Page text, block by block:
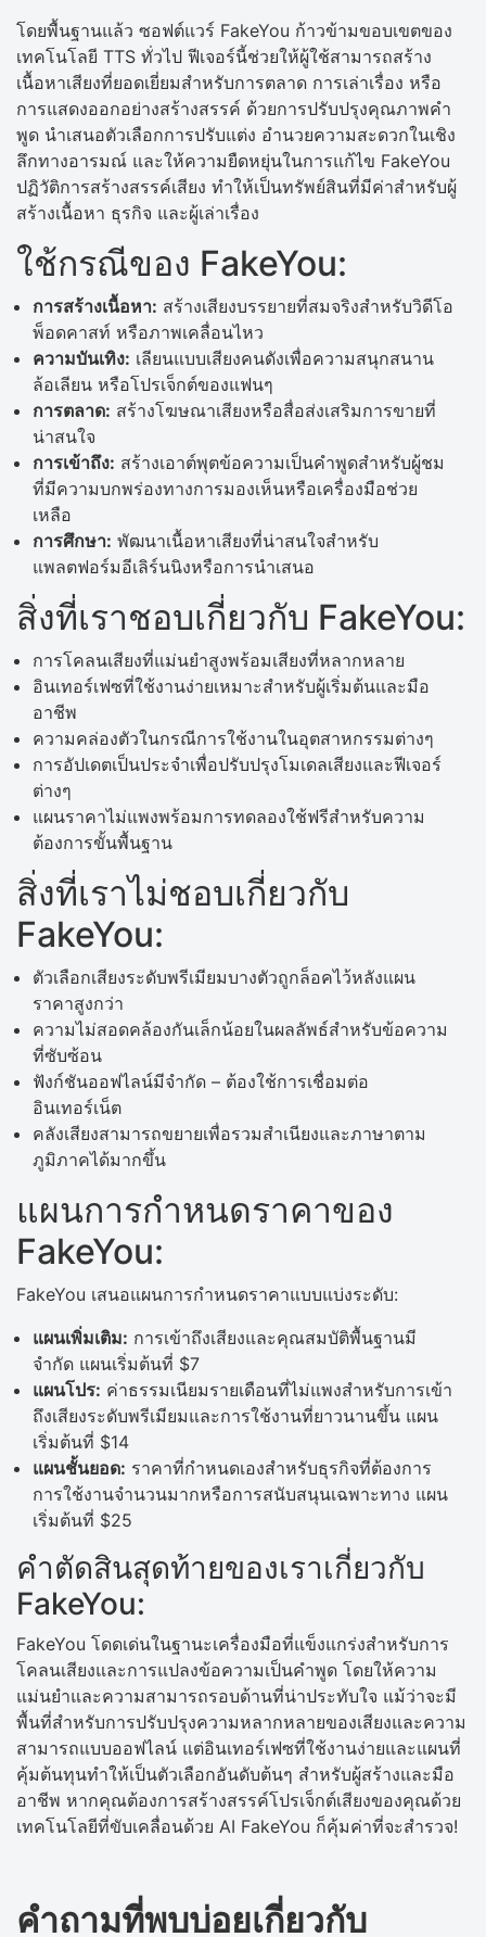
โดยพื้นฐานแล้ว ซอฟต์แวร์ FakeYou ก้าวข้ามขอบเขตของ
เทคโนโลยี TTS ทั่วไป ฟีเจอร์นี้ช่วยให้ผู้ใช้สามารถสร้าง
เนื้อหาเสียงที่ยอดเยี่ยมสำหรับการตลาด การเล่าเรื่อง หรือ
การแสดงออกอย่างสร้างสรรค์ ด้วยการปรับปรุงคุณภาพคำ
พูด นำเสนอตัวเลือกการปรับแต่ง อำนวยความสะดวกในเชิง
ลึกทางอารมณ์ และให้ความยืดหยุ่นในการแก้ไข FakeYou
ปฏิวัติการสร้างสรรค์เสียง ทำให้เป็นทรัพย์สินที่มีค่าสำหรับผู้
สร้างเนื้อหา ธุรกิจ และผู้เล่าเรื่อง
ใช้กรณีของ FakeYou:
การสร้างเนื้อหา: สร้างเสียงบรรยายที่สมจริงสำหรับวิดีโอ
พ็อดคาสท์ หรือภาพเคลื่อนไหว
ความบันเทิง: เลียนแบบเสียงคนดังเพื่อความสนุกสนาน
ล้อเลียน หรือโปรเจ็กต์ของแฟนๆ
การตลาด: สร้างโฆษณาเสียงหรือสื่อส่งเสริมการขายที่
น่าสนใจ
การเข้าถึง: สร้างเอาต์พุตข้อความเป็นคำพูดสำหรับผู้ชม
ที่มีความบกพร่องทางการมองเห็นหรือเครื่องมือช่วย
เหลือ
การศึกษา: พัฒนาเนื้อหาเสียงที่น่าสนใจสำหรับ
แพลตฟอร์มอีเลิร์นนิงหรือการนำเสนอ
สิ่งที่เราชอบเกี่ยวกับ FakeYou:
การโคลนเสียงที่แม่นยำสูงพร้อมเสียงที่หลากหลาย
อินเทอร์เฟซที่ใช้งานง่ายเหมาะสำหรับผู้เริ่มต้นและมือ
อาชีพ
ความคล่องตัวในกรณีการใช้งานในอุตสาหกรรมต่างๆ
การอัปเดตเป็นประจำเพื่อปรับปรุงโมเดลเสียงและฟีเจอร์
ต่างๆ
แผนราคาไม่แพงพร้อมการทดลองใช้ฟรีสำหรับความ
ต้องการขั้นพื้นฐาน
สิ่งที่เราไม่ชอบเกี่ยวกับ
FakeYou:
ตัวเลือกเสียงระดับพรีเมียมบางตัวถูกล็อคไว้หลังแผน
ราคาสูงกว่า
ความไม่สอดคล้องกันเล็กน้อยในผลลัพธ์สำหรับข้อความ
ที่ซับซ้อน
ฟังก์ชันออฟไลน์มีจำกัด – ต้องใช้การเชื่อมต่อ
อินเทอร์เน็ต
คลังเสียงสามารถขยายเพื่อรวมสำเนียงและภาษาตาม
ภูมิภาคได้มากขึ้น
แผนการกำหนดราคาของ
FakeYou:
FakeYou เสนอแผนการกำหนดราคาแบบแบ่งระดับ:
แผนเพิ่มเติม: การเข้าถึงเสียงและคุณสมบัติพื้นฐานมี
จำกัด แผนเริ่มต้นที่ $7
แผนโปร: ค่าธรรมเนียมรายเดือนที่ไม่แพงสำหรับการเข้า
ถึงเสียงระดับพรีเมียมและการใช้งานที่ยาวนานขึ้น แผน
เริ่มต้นที่ $14
แผนชั้นยอด: ราคาที่กำหนดเองสำหรับธุรกิจที่ต้องการ
การใช้งานจำนวนมากหรือการสนับสนุนเฉพาะทาง แผน
เริ่มต้นที่ $25
คำตัดสินสุดท้ายของเราเกี่ยวกับ
FakeYou:
FakeYou โดดเด่นในฐานะเครื่องมือที่แข็งแกร่งสำหรับการ
โคลนเสียงและการแปลงข้อความเป็นคำพูด โดยให้ความ
แม่นยำและความสามารถรอบด้านที่น่าประทับใจ แม้ว่าจะมี
พื้นที่สำหรับการปรับปรุงความหลากหลายของเสียงและความ
สามารถแบบออฟไลน์ แต่อินเทอร์เฟซที่ใช้งานง่ายและแผนที่
คุ้มต้นทุนทำให้เป็นตัวเลือกอันดับต้นๆ สำหรับผู้สร้างและมือ
อาชีพ หากคุณต้องการสร้างสรรค์โปรเจ็กต์เสียงของคุณด้วย
เทคโนโลยีที่ขับเคลื่อนด้วย AI FakeYou ก็คุ้มค่าที่จะสำรวจ!
คำถามที่พบบ่อยเกี่ยวกับ